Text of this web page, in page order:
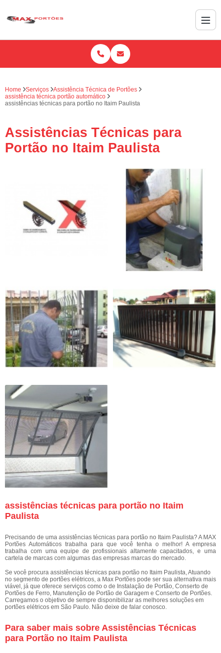
Home Serviços
Assistência Técnica de Portões
assistência técnica portão automático
assistências técnicas para portão no Itaim Paulista
Assistências Técnicas para
Portão no Itaim Paulista
assistências técnicas para portão no Itaim
Paulista
Precisando de uma assistências técnicas para portão no Itaim Paulista? A MAX
Portões Automáticos trabalha para que você tenha o melhor! A empresa
trabalha com uma equipe de profissionais altamente capacitados, e uma
cartela de marcas com algumas das empresas marcas do mercado.
Se você procura assistências técnicas para portão no Itaim Paulista, Atuando
no segmento de portões elétricos, a Max Portões pode ser sua alternativa mais
viável, já que oferece serviços como o de Instalação de Portão, Conserto de
Portões de Ferro, Manutenção de Portão de Garagem e Conserto de Portões.
Carregamos o objetivo de sempre disponibilizar as melhores soluções em
portões elétricos em São Paulo. Não deixe de falar conosco.
Para saber mais sobre Assistências Técnicas
para Portão no Itaim Paulista